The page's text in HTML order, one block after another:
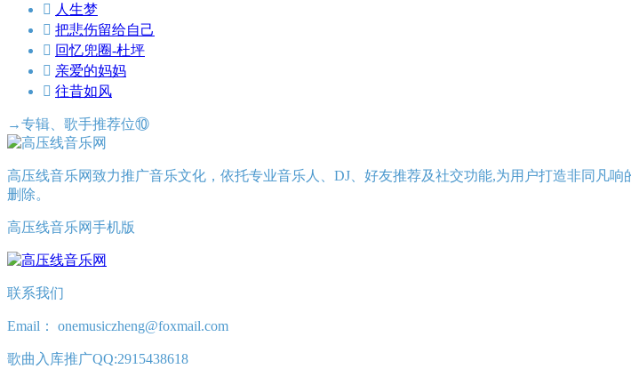
 人生梦
 把悲伤留给自己
 回忆兜圈-杜坪
 亲爱的妈妈
 往昔如风
→专辑、歌手推荐位⑩
高压线音乐网致力推广音乐文化，依托专业音乐人、DJ、好友推荐及社交功能,为用户打造非同凡
删除。
高压线音乐网手机版
联系我们
Email： onemusiczheng@foxmail.com
歌曲入库推广QQ:2915438618